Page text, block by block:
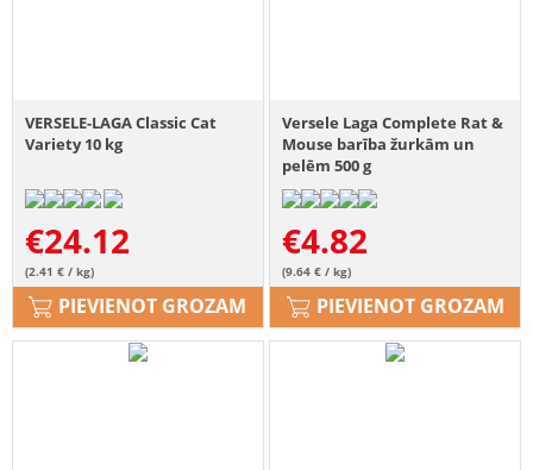
VERSELE-LAGA Classic Cat
Variety 10 kg
€24.12
(2.41 € / kg)
PIEVIENOT GROZAM
Versele Laga Complete Rat &
Mouse barība žurkām un
pelēm 500 g
€4.82
(9.64 € / kg)
PIEVIENOT GROZAM